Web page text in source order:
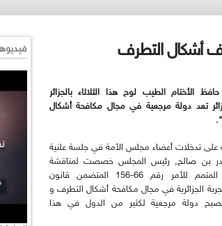
أشكال التطرف
الأختام الطيب لوح هذا الثلاثاء بالجزائر
تعد دولة مرجعية في مجال مكافحة أشكال
على تدخلات أعضاء مجلس الأمة في جلسة علنية
بن صالح, رئيس المجلس خصصت لمناقشة
مشروع القانون المتمم للأمر رقم 66-156 المتضمن قانون
الجزائرية في مجال مكافحة أشكال التطرف و
لتصبح دولة مرجعية لكثير من الدول في هذا